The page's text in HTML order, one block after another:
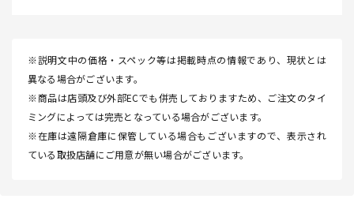
※説明文中の価格・スペック等は掲載時点の情報であり、現状とは
異なる場合がございます。
※商品は店頭及び外部ECでも併売しておりますため、ご注文のタイ
ミングによっては完売となっている場合がございます。
※在庫は遠隔倉庫に保管している場合もございますので、表示され
ている取扱店舗にご用意が無い場合がございます。